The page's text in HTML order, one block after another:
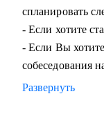
спланировать
- Если хотите
- Если Вы
собеседования
Развернуть